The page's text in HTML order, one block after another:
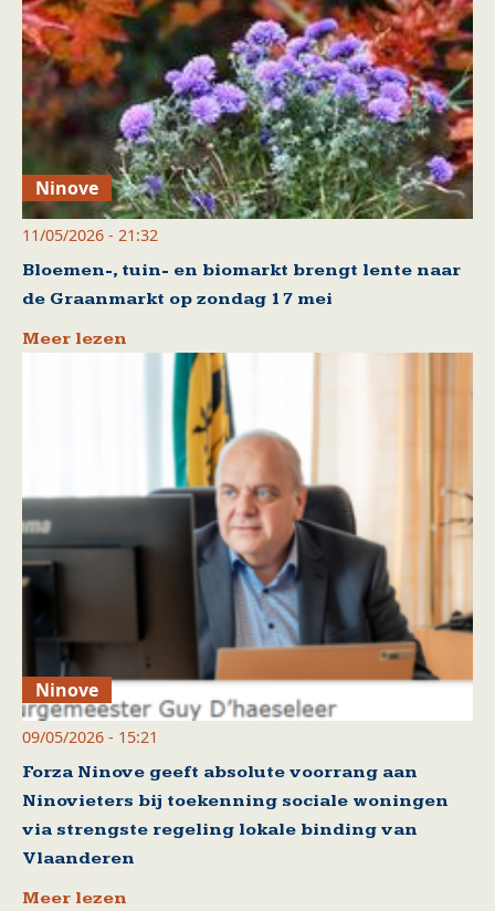
Ninove
11/05/2026 - 21:32
Bloemen-, tuin- en biomarkt brengt lente naar
de Graanmarkt op zondag 17 mei
Meer lezen
Ninove
09/05/2026 - 15:21
Forza Ninove geeft absolute voorrang aan
Ninovieters bij toekenning sociale woningen
via strengste regeling lokale binding van
Vlaanderen
Meer lezen